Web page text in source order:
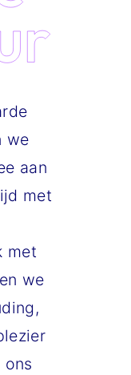
we
aan
met
met
we
ons